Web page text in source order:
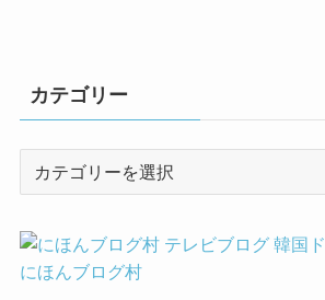
カテゴリー
リ
ー
にほんブログ村